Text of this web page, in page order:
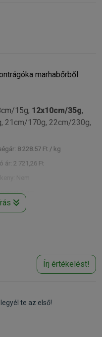
marhabőrből
15g, 12x10cm/35g,
21cm/170g, 22cm/230g,
8 228.57 Ft / kg
ár: 2 721,26 Ft
Nem
Írj értékelést!
te az első!